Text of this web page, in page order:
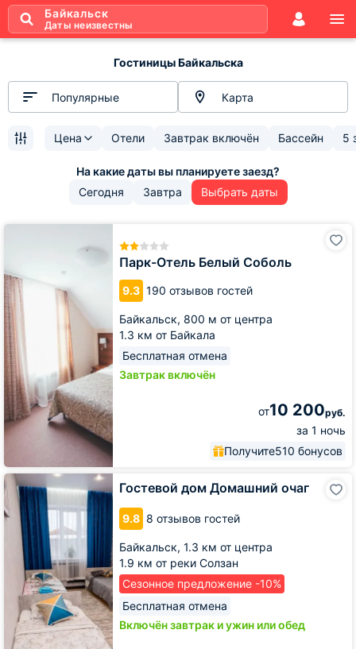
Байкальск
Даты неизвестны
Гостиницы Байкальска
Популярные Карта
Цена Отели Завтрак включён Бассейн 5
Сегодня Завтра Выбрать даты
Парк-Отель Белый Соболь
9.3 190 отзывов гостей
Байкальск, 800 м от центра
1.3 км от Байкала
Бесплатная отмена
Завтрак включён
от10 200руб.
за 1 ночь
Получите510 бонусов
Соболь
Гостевой дом Домашний очаг
9.8 8 отзывов гостей
Байкальск, 1.3 км от центра
1.9 км от реки Солзан
Сезонное предложение -10%
Бесплатная отмена
Включён завтрак и ужин или обед
Гостевой
дом
Домашний
очаг